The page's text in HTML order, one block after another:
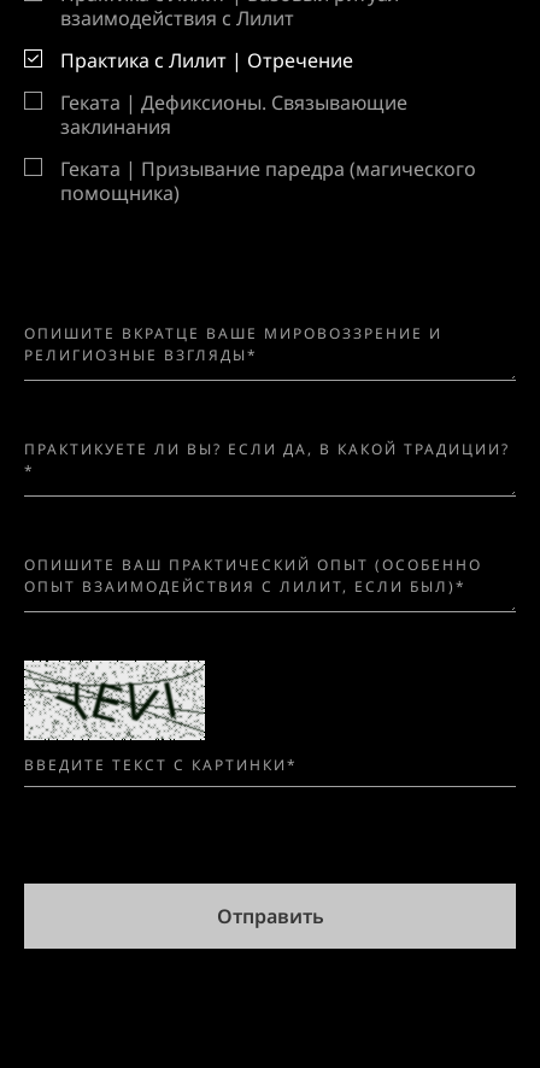
взаимодействия с Лилит
Практика с Лилит | Отречение
Геката | Дефиксионы. Связывающие
заклинания
Геката | Призывание паредра (магического
помощника)
Отправить